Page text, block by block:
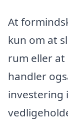
At
kun om at
rum eller at
handler
investering